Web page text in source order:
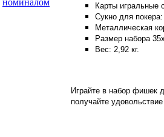
Карты игральные
Сукно для покера:
Металлическая
Размер набора
Вес: 2,92 кг.
Играйте в набор фишек
получайте